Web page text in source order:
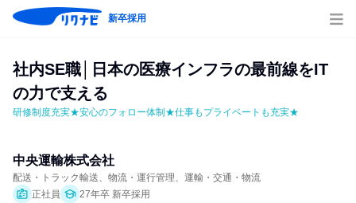
新卒採用
社内SE職│日本の医療インフラの最前線をIT
の力で支える
研修制度充実★安心のフォロー体制★仕事もプライベートも充実★
中央運輸株式会社
配送・トラック輸送、物流・運行管理、運輸・交通・物流
正社員
27年卒 新卒採用